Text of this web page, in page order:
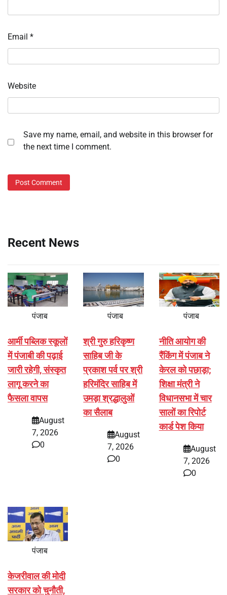
Email *
Website
Save my name, email, and website in this browser for
the next time I comment.
Recent News
पंजाब
आर्मी पब्लिक स्कूलों
में पंजाबी की पढ़ाई
जारी रहेगी, संस्कृत
लागू करने का
फैसला वापस
August
7, 2026
0
पंजाब
श्री गुरु हरिकृष्ण
साहिब जी के
प्रकाश पर्व पर श्री
हरिमंदिर साहिब में
उमड़ा श्रद्धालुओं
का सैलाब
August
7, 2026
0
पंजाब
नीति आयोग की
रैंकिंग में पंजाब ने
केरल को पछाड़ा;
शिक्षा मंत्री ने
विधानसभा में चार
सालों का रिपोर्ट
कार्ड पेश किया
August
7, 2026
0
पंजाब
केजरीवाल की मोदी
सरकार को चुनौती,